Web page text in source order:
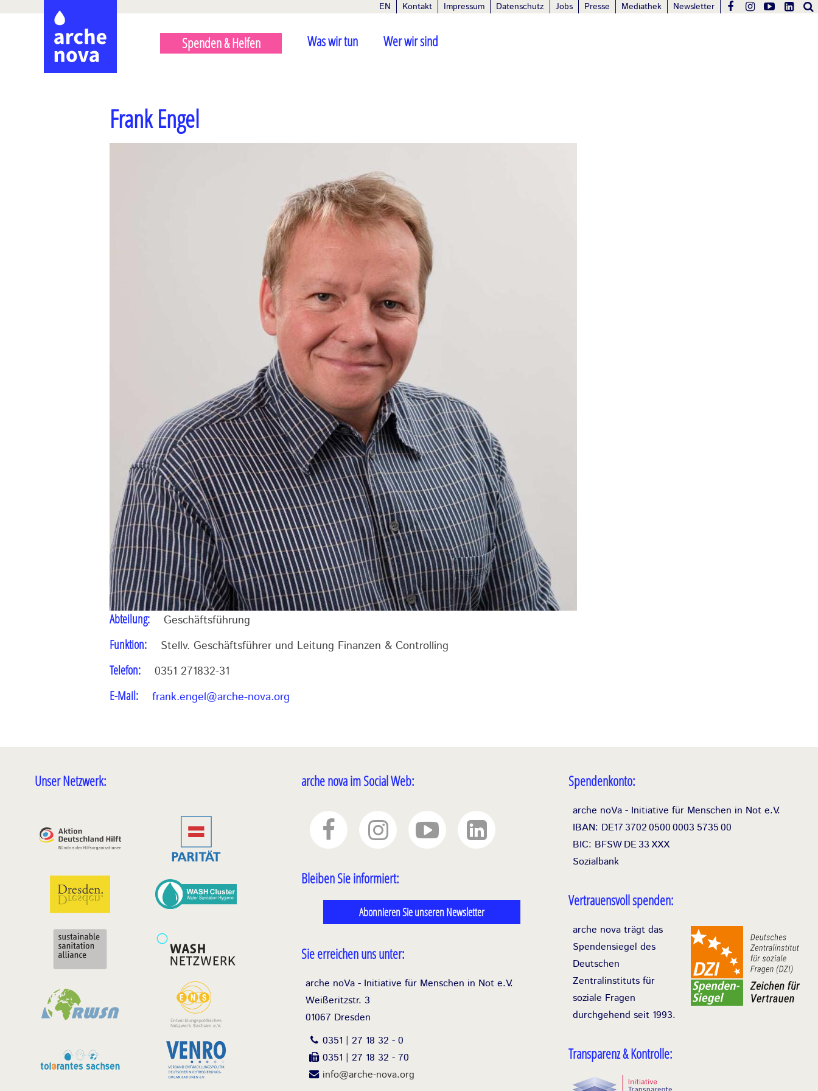
Kontakt Impressum Datenschutz Jobs Presse Mediathek Newsletter
EN
HAUPTMENÜ
Spenden & Helfen Was wir tun Wer wir sind
Frank Engel
Abteilung Geschäftsführung
Funktion Stellv. Geschäftsführer und Leitung Finanzen & Controlling
Telefon 0351 271832-31
E-Mail frank.engel@arche-nova.org
Unser Netzwerk: arche nova im Social Web:
Bleiben Sie informiert:
Abonnieren Sie unseren Newsletter
Sie erreichen uns unter:
arche noVa - Initiative für Menschen in Not e.V.
Weißeritzstr. 3
01067 Dresden
0351 | 27 18 32 - 0
0351 | 27 18 32 - 70
info@arche-nova.org
Spendenkonto:
arche noVa - Initiative für Menschen in Not e.V.
IBAN: DE17 370205000003 573500
BIC: BFSWDE33XXX
Sozialbank
Vertrauensvoll spenden:
arche nova trägt das
Spendensiegel des
Deutschen
Zentralinstituts für
soziale Fragen
durchgehend seit 1993.
Transparenz & Kontrolle: